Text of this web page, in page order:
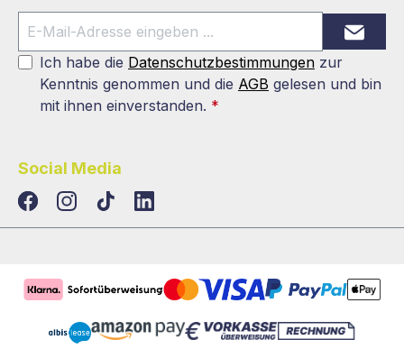
Ich habe die Datenschutzbestimmungen zur
Kenntnis genommen und die AGB gelesen und bin
mit ihnen einverstanden. *
Social Media
TikTokLinkedIn